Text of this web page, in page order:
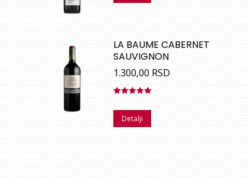
LA BAUME CABERNET
SAUVIGNON
1.300,00 RSD
sa5.00od
Detalji